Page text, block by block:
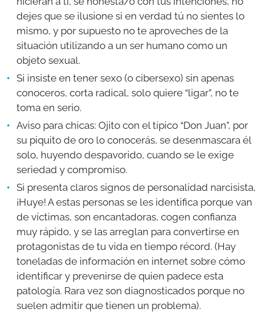
dejes que se ilusione si en verdad tú no sientes lo
mismo, y por supuesto no te aproveches de la
situación utilizando a un ser humano como un
objeto sexual.
Si insiste en tener sexo (o cibersexo) sin apenas
conoceros, corta radical, solo quiere “ligar”, no te
toma en serio.
Aviso para chicas: Ojito con el típico “Don Juan”, por
su piquito de oro lo conocerás, se desenmascara él
solo, huyendo despavorido, cuando se le exige
seriedad y compromiso.
Si presenta claros signos de personalidad narcisista,
¡Huye! A estas personas se les identifica porque van
de víctimas, son encantadoras, cogen confianza
muy rápido, y se las arreglan para convertirse en
protagonistas de tu vida en tiempo récord. (Hay
toneladas de información en internet sobre cómo
identificar y prevenirse de quien padece esta
patología. Rara vez son diagnosticados porque no
suelen admitir que tienen un problema).